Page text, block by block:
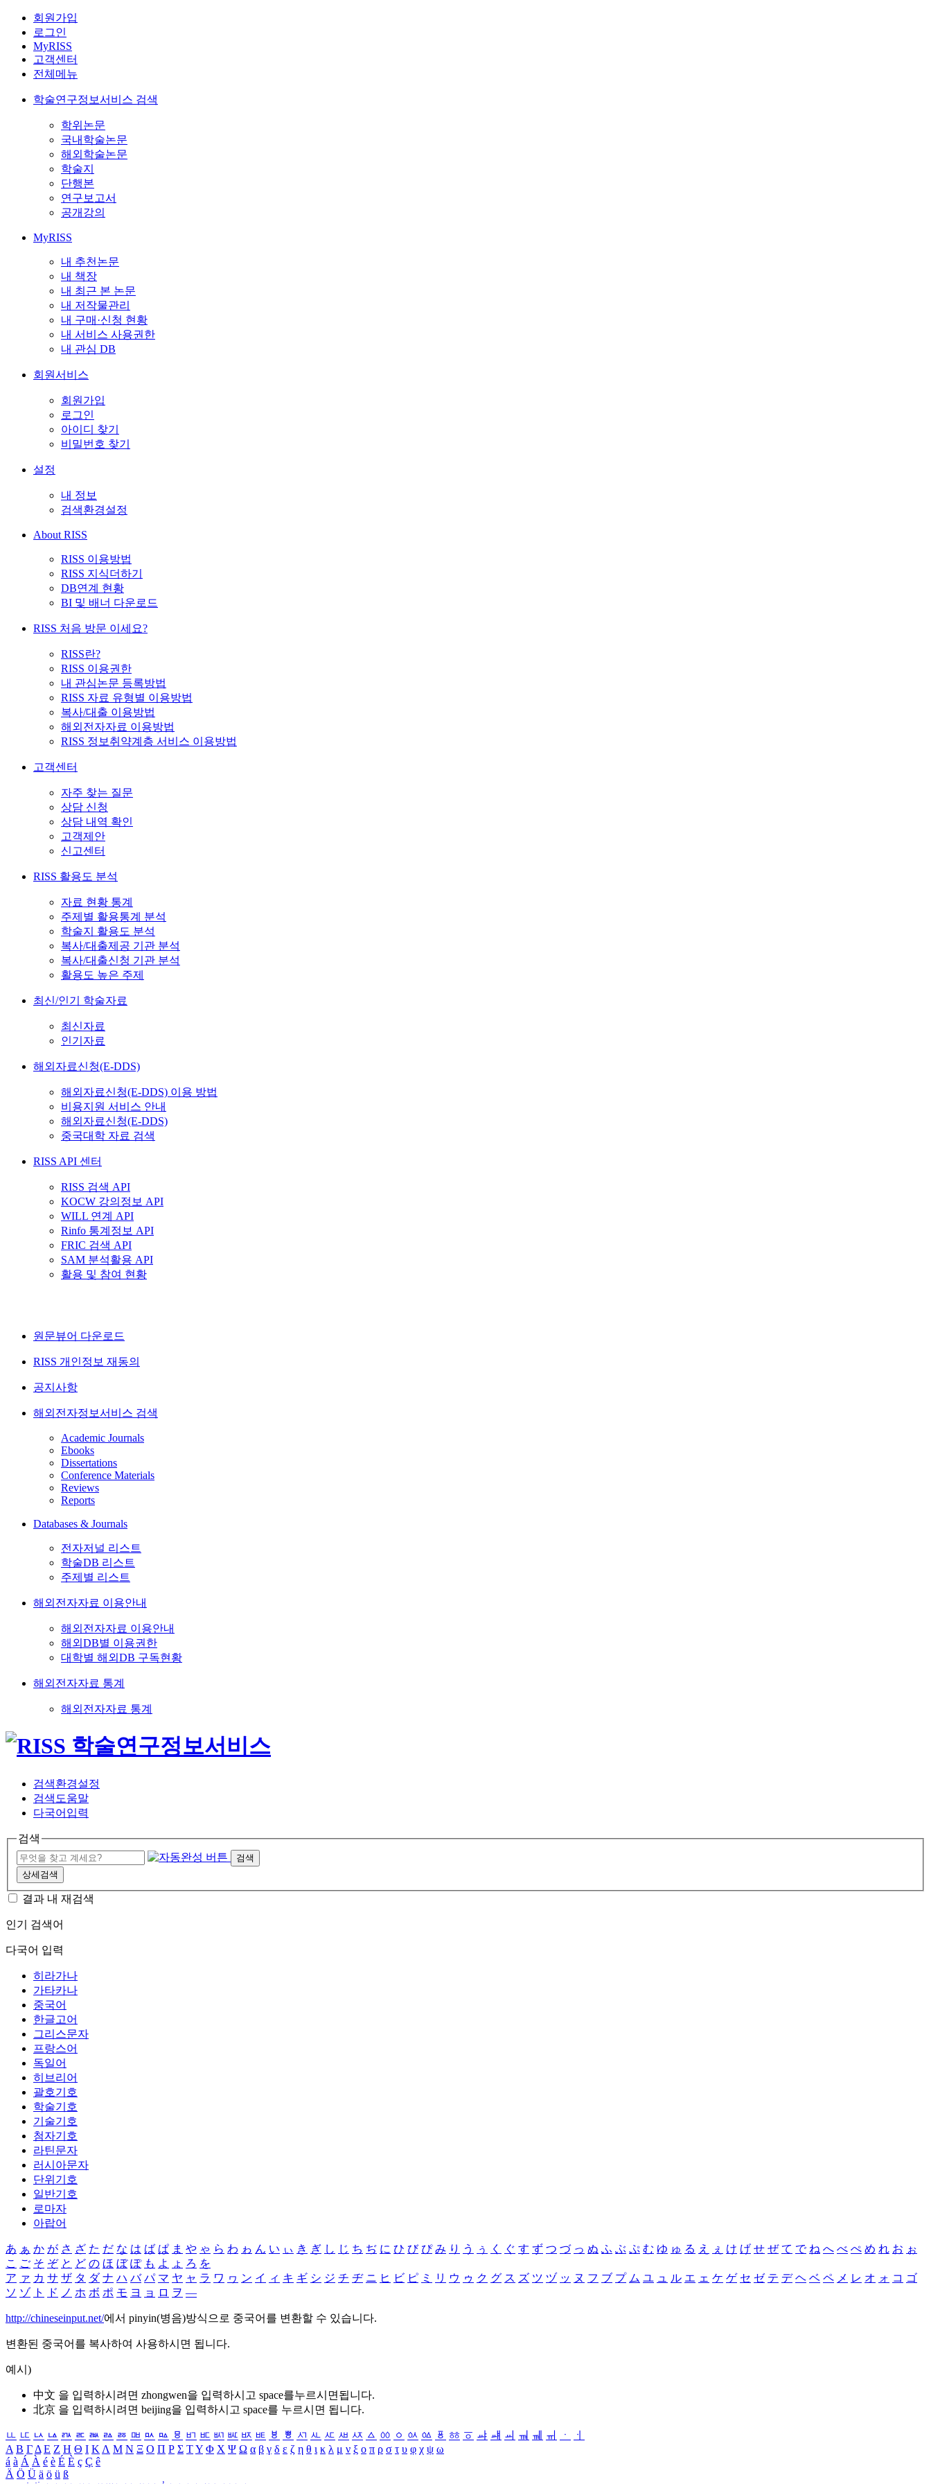
회원가입
로그인
MyRISS
고객센터
전체메뉴
학술연구정보서비스 검색
학위논문
국내학술논문
해외학술논문
학술지
단행본
연구보고서
공개강의
MyRISS
내 추천논문
내 책장
내 최근 본 논문
내 저작물관리
내 구매·신청 현황
내 서비스 사용권한
내 관심 DB
회원서비스
회원가입
로그인
아이디 찾기
비밀번호 찾기
설정
내 정보
검색환경설정
About RISS
RISS 이용방법
RISS 지식더하기
DB연계 현황
BI 및 배너 다운로드
RISS 처음 방문 이세요?
RISS란?
RISS 이용권한
내 관심논문 등록방법
RISS 자료 유형별 이용방법
복사/대출 이용방법
해외전자자료 이용방법
RISS 정보취약계층 서비스 이용방법
고객센터
자주 찾는 질문
상담 신청
상담 내역 확인
고객제안
신고센터
RISS 활용도 분석
자료 현황 통계
주제별 활용통계 분석
학술지 활용도 분석
복사/대출제공 기관 분석
복사/대출신청 기관 분석
활용도 높은 주제
최신/인기 학술자료
최신자료
인기자료
해외자료신청(E-DDS)
해외자료신청(E-DDS) 이용 방법
비용지원 서비스 안내
해외자료신청(E-DDS)
중국대학 자료 검색
RISS API 센터
RISS 검색 API
KOCW 강의정보 API
WILL 연계 API
Rinfo 통계정보 API
FRIC 검색 API
SAM 분석활용 API
활용 및 참여 현황
원문뷰어 다운로드
RISS 개인정보 재동의
공지사항
해외전자정보서비스 검색
Academic Journals
Ebooks
Dissertations
Conference Materials
Reviews
Reports
Databases & Journals
전자저널 리스트
학술DB 리스트
주제별 리스트
해외전자자료 이용안내
해외전자자료 이용안내
해외DB별 이용권한
대학별 해외DB 구독현황
해외전자자료 통계
해외전자자료 통계
검색환경설정
검색도움말
다국어입력
검색
검색
상세검색
결과 내 재검색
인기 검색어
다국어 입력
히라가나
가타카나
중국어
한글고어
그리스문자
프랑스어
독일어
히브리어
괄호기호
학술기호
기술기호
첨자기호
라틴문자
러시아문자
단위기호
일반기호
로마자
아랍어
あ ぁ か が さ ざ た だ な は ば ぱ ま や ゃ ら わ ゎ ん い ぃ き ぎ し じ ち ぢ に ひ び ぴ み り う ぅ く ぐ す ず つ づ っ ぬ ふ ぶ ぷ む ゆ ゅ る え ぇ け げ せ ぜ て で ね へ べ ぺ め れ お ぉ
こ ご そ ぞ と ど の ほ ぼ ぽ も よ ょ ろ を
ア ァ カ サ ザ タ ダ ナ ハ バ パ マ ヤ ャ ラ ワ ヮ ン イ ィ キ ギ シ ジ チ ヂ ニ ヒ ビ ピ ミ リ ウ ゥ ク グ ス ズ ツ ヅ ッ ヌ フ ブ プ ム ユ ュ ル エ ェ ケ ゲ セ ゼ テ デ ヘ ベ ペ メ レ オ ォ コ ゴ
ソ ゾ ト ド ノ ホ ボ ポ モ ヨ ョ ロ ヲ ―
http://chineseinput.net/에서 pinyin(병음)방식으로 중국어를 변환할 수 있습니다.
변환된 중국어를 복사하여 사용하시면 됩니다.
예시)
中文 을 입력하시려면 zhongwen을 입력하시고 space를누르시면됩니다.
北京 을 입력하시려면 beijing을 입력하시고 space를 누르시면 됩니다.
ㅥ ㅦ ㅧ ㅨ ㅩ ㅪ ㅫ ㅬ ㅭ ㅮ ㅯ ㅰ ㅱ ㅲ ㅳ ㅴ ㅵ ㅶ ㅷ ㅸ ㅹ ㅺ ㅻ ㅼ ㅽ ㅾ ㅿ ㆀ ㆁ ㆂ ㆃ ㆄ ㆅ ㆆ ㆇ ㆈ ㆉ ㆊ ㆋ ㆌ ㆍ
ㆎ
Α Β ΓΔ Ε Ζ Η Θ Ι ΚΛ Μ Ν Ξ Ο Π Ρ Σ ΤΥ Φ Χ Ψ Ω α β γ δ ε ζ η θ ι κ λ μ ν ξ ο π ρ σ τ υ φ χ ψ ω
á à Á À é è É È ç Ç ê
Ä Ö Ü ä ö ü ß